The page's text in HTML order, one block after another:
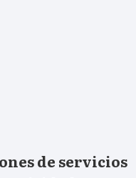
de servicios